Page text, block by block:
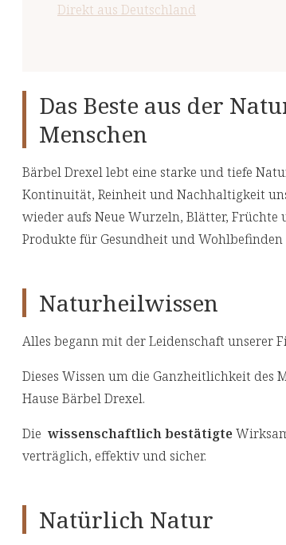
Direkt aus Deutschland
Das Beste aus der
Menschen
Bärbel Drexel lebt eine starke und tiefe
Kontinuität, Reinheit und Nachhaltigkeit
wieder aufs Neue Wurzeln, Blätter, Früchte
Produkte für Gesundheit und
Naturheilwissen
Alles begann mit der Leidenschaft
Dieses Wissen um die Ganzheitlichkeit des
Hause Bärbel Drexel.
Die wissenschaftlich bestätigte
verträglich, effektiv und sicher.
Natürlich Natur